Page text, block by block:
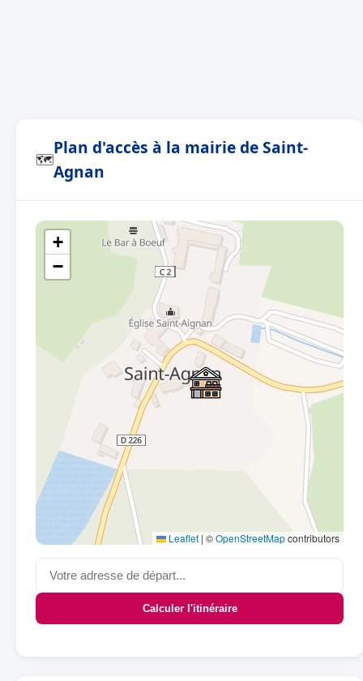
🗺
Plan d'accès à la mairie de Saint-
Agnan
+
−
Leaflet | ©OpenStreetMapcontributors
Calculer l'itinéraire